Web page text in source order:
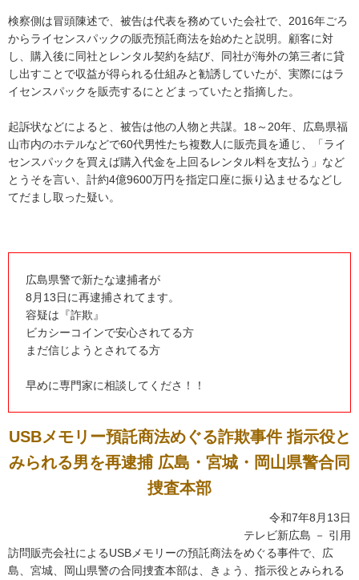
検察側は冒頭陳述で、被告は代表を務めていた会社で、2016年ごろ
からライセンスパックの販売預託商法を始めたと説明。顧客に対
し、購入後に同社とレンタル契約を結び、同社が海外の第三者に貸
し出すことで収益が得られる仕組みと勧誘していたが、実際にはラ
イセンスパックを販売するにとどまっていたと指摘した。
起訴状などによると、被告は他の人物と共謀。18～20年、広島県福
山市内のホテルなどで60代男性たち複数人に販売員を通じ、「ライ
センスパックを買えば購入代金を上回るレンタル料を支払う」など
とうそを言い、計約4億9600万円を指定口座に振り込ませるなどし
てだまし取った疑い。
広島県警で新たな逮捕者が
8月13日に再逮捕されてます。
容疑は『詐欺』
ビカシーコインで安心されてる方
まだ信じようとされてる方
早めに専門家に相談してくださ！！
USBメモリー預託商法めぐる詐欺事件 指示役と
みられる男を再逮捕 広島・宮城・岡山県警合同
捜査本部
令和7年8月13日
テレビ新広島 － 引用
訪問販売会社によるUSBメモリーの預託商法をめぐる事件で、広
島、宮城、岡山県警の合同捜査本部は、きょう、指示役とみられる